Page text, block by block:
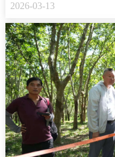
2026-03-13